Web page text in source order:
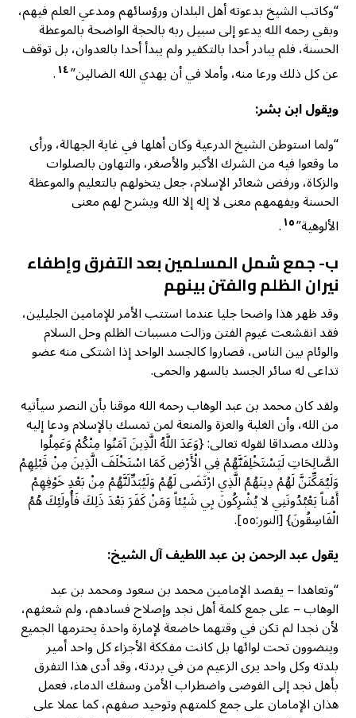
“وكاتب الشيخ بدعوته أهل البلدان ورؤسائهم ومدعي العلم فيهم،
وبقي رحمه الله يدعو إلى سبيل ربه بالحجة الواضحة بالموعظة
الحسنة، فلم يبادر أحدا بالتكفير ولم يبدأ أحدا بالعدوان، بل توقف
عن كل ذلك ورعا منه، وأملا في أن يهدي الله الضالين”١٤.
ويقول ابن بشر:
“ولما استوطن الشيخ الدرعية وكان أهلها في غاية الجهالة، ورأى
ما وقعوا فيه من الشرك الأكبر والأصغر، والتهاون بالصلوات
والزكاة، ورفض شعائر الإسلام، جعل يتخولهم بالتعليم والموعظة
الحسنة ويفهمهم معنى لا إله إلا الله ويشرح لهم معنى
الألوهية”١٥.
ب- جمع شمل المسلمين بعد التفرق وإطفاء
نيران الظلم والفتن بينهم
وقد ظهر هذا واضحا جليا عندما استتب الأمر للإمامين الجليلين،
فقد انقشعت غيوم الفتن وزالت مسببات الظلم وحل السلام
والوئام بين الناس، فصاروا كالجسد الواحد إذا اشتكى منه عضو
تداعى له سائر الجسد بالسهر والحمى.
ولقد كان محمد بن عبد الوهاب رحمه الله موقنا بأن النصر سيأتيه
من الله، وأن الغلبة والعزة والمنعة لمن تمسك بالإسلام ودعا إليه
وذلك مصداقا لقوله تعالى: {وَعَدَ اللَّهُ الَّذِينَ آمَنُوا مِنْكُمْ وَعَمِلُوا
الصَّالِحَاتِ لَيَسْتَخْلِفَنَّهُمْ فِي الْأَرْضِ كَمَا اسْتَخْلَفَ الَّذِينَ مِنْ قَبْلِهِمْ
وَلَيُمَكِّنَنَّ لَهُمْ دِينَهُمُ الَّذِي ارْتَضَى لَهُمْ وَلَيُبَدِّلَنَّهُمْ مِنْ بَعْدِ خَوْفِهِمْ
أَمْناً يَعْبُدُونَنِي لا يُشْرِكُونَ بِي شَيْئاً وَمَنْ كَفَرَ بَعْدَ ذَلِكَ فَأُولَئِكَ هُمُ
الْفَاسِقُونَ} [النور:٥٥].
يقول عبد الرحمن بن عبد اللطيف آل الشيخ:
“وتعاهدا – يقصد الإمامين محمد بن سعود ومحمد بن عبد
الوهاب – على جمع كلمة أهل نجد وإصلاح فسادهم، ولم شعثهم،
لأن نجدا لم تكن في وقتهما خاضعة لإمارة واحدة يحترمها الجميع
وينضوون تحت لوائها بل كانت مفككة الأجزاء كل واحد أمير
بلدته وكل واحد يرى الزعيم من في بردته، وقد أدى هذا التفرق
بأهل نجد إلى الفوضى واضطراب الأمن وسفك الدماء، فعمل
هذان الإمامان على جمع كلمتهم وتوحيد صفهم، كما عملا على